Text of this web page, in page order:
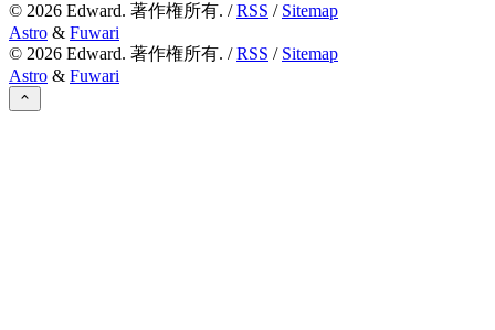
© 2026 Edward. 著作権所有. /RSS / Sitemap
Astro & Fuwari
© 2026 Edward. 著作権所有. /RSS / Sitemap
Astro & Fuwari